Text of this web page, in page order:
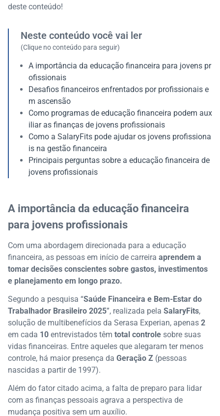
deste conteúdo!
Neste conteúdo você vai ler
(Clique no conteúdo para seguir)
A importância da educação financeira para jovens pr
ofissionais
Desafios financeiros enfrentados por profissionais e
m ascensão
Como programas de educação financeira podem aux
iliar as finanças de jovens profissionais
Como a SalaryFits pode ajudar os jovens profissiona
is na gestão financeira
Principais perguntas sobre a educação financeira de
jovens profissionais
A importância da educação financeira
para jovens profissionais
Com uma abordagem direcionada para a educação
financeira, as pessoas em início de carreira aprendem a
tomar decisões conscientes sobre gastos, investimentos
e planejamento em longo prazo.
Segundo a pesquisa “Saúde Financeira e Bem-Estar do
Trabalhador Brasileiro 2025”, realizada pela SalaryFits,
solução de multibenefícios da Serasa Experian, apenas 2
em cada 10 entrevistados têm total controle sobre suas
vidas financeiras. Entre aqueles que alegaram ter menos
controle, há maior presença da Geração Z (pessoas
nascidas a partir de 1997).
Além do fator citado acima, a falta de preparo para lidar
com as finanças pessoais agrava a perspectiva de
mudança positiva sem um auxílio.